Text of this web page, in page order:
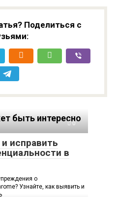
Поделиться с
быть интересно
0
исправить
в
о
Узнайте, как выявить и